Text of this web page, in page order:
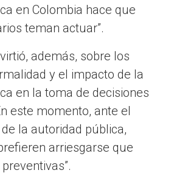
en Colombia hace que
teman actuar”.
además, sobre los
y el impacto de la
en la toma de decisiones
este momento, ante el
la autoridad pública,
arriesgarse que